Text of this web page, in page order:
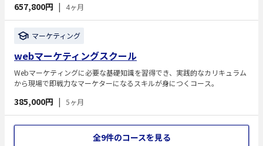
験からの転職や案件獲得を目指す講座です。SEO実践講座とWeb広告実務
講座、現場で使えるChatGPT講座を含む実践的なカリキュラムを含むカリ
キュラムにより、Webマーケティングの主要領域を体系的に学習できま
す。現役プロマーケターによる指導や実案件に近い学習を通じて、実践力
を身につけていきます。
657,800円 | 4ヶ月
マーケティング
webマーケティングスクール
Webマーケティングに必要な基礎知識を習得でき、実践的なカリキュラム
から現場で即戦力なマーケターになるスキルが身につくコース。
385,000円 | 5ヶ月
全9件のコースを見る